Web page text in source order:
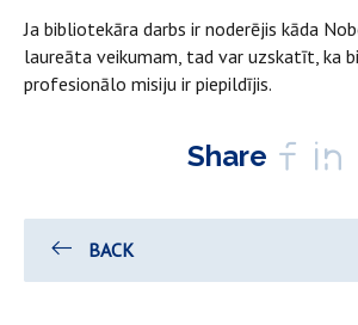
Ja bibliotekāra darbs ir noderējis kāda
laureāta veikumam, tad var uzskatīt, ka
profesionālo misiju ir piepildījis.
Share
BACK